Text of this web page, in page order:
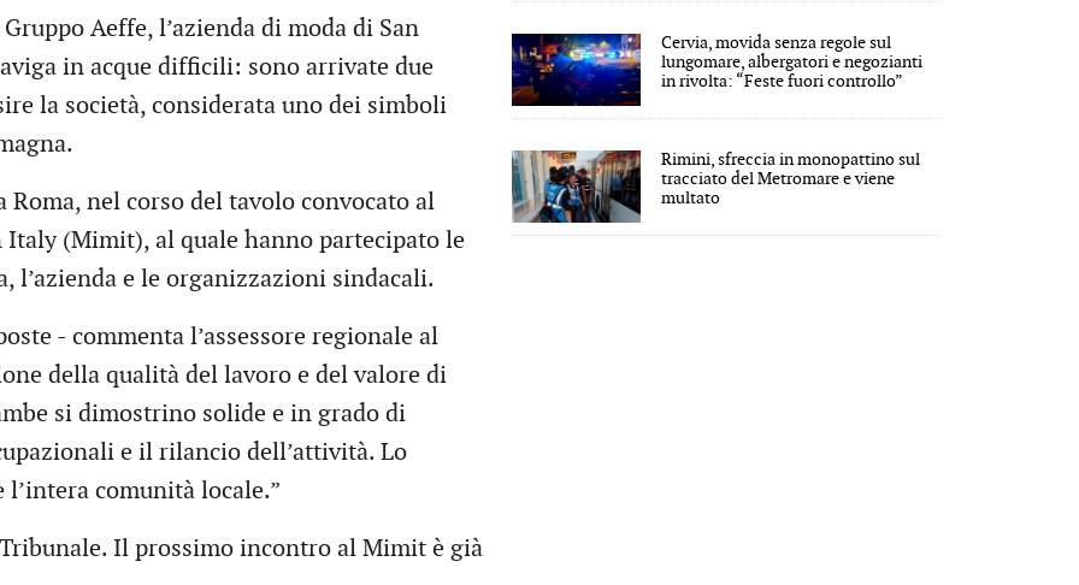
Aeffe, l’azienda di moda di San
in acque difficili: sono arrivate due
la società, considerata uno dei simboli
nel corso del tavolo convocato al
(Mimit), al quale hanno partecipato le
l’azienda e le organizzazioni sindacali.
- commenta l’assessore regionale al
della qualità del lavoro e del valore di
si dimostrino solide e in grado di
e il rilancio dell’attività. Lo
comunità locale.”
Il prossimo incontro al Mimit è già
Cervia, movida senza regole sul
lungomare, albergatori e negozianti
in rivolta: “Feste fuori controllo”
Rimini, sfreccia in monopattino sul
tracciato del Metromare e viene
multato